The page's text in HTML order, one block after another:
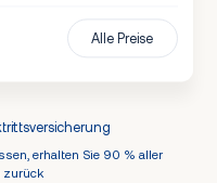
Alle Preise
erhalten Sie 90 % aller
zurück